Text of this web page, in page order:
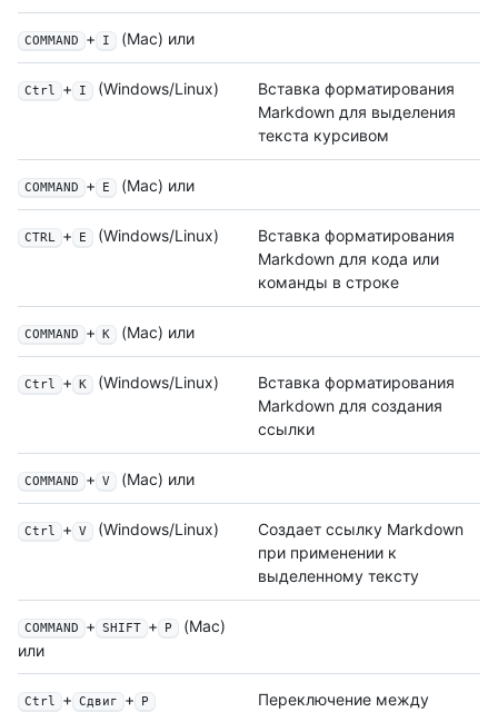
COMMAND + I (Mac) или
Ctrl + I (Windows/Linux)
Вставка форматирования
Markdown для выделения
текста курсивом
COMMAND + E (Mac) или
CTRL + E (Windows/Linux)
Вставка форматирования
Markdown для кода или
команды в строке
COMMAND + K (Mac) или
Ctrl + K (Windows/Linux)
Вставка форматирования
Markdown для создания
ссылки
COMMAND + V (Mac) или
Ctrl + V (Windows/Linux)
Создает ссылку Markdown
при применении к
выделенному тексту
COMMAND + SHIFT + P
(Mac)
или
Ctrl + Сдвиг + P
Переключение между